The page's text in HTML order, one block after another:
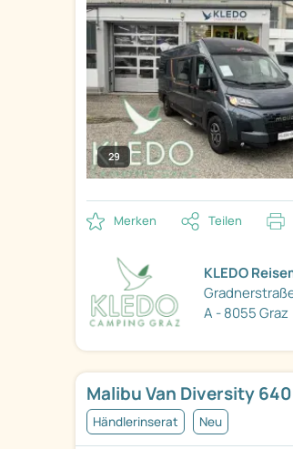
29
Merken Teilen
KLEDO
A - 8055 Graz
Malibu Van Diversity 640
Händlerinserat Neu